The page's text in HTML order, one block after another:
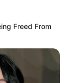
Freed From